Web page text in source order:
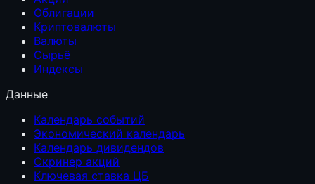
Облигации
Криптовалюты
Валюты
Сырьё
Индексы
Данные
Календарь событий
Экономический календарь
Календарь дивидендов
Скринер акций
Ключевая ставка ЦБ